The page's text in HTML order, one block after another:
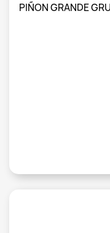
PIÑON GRANDE